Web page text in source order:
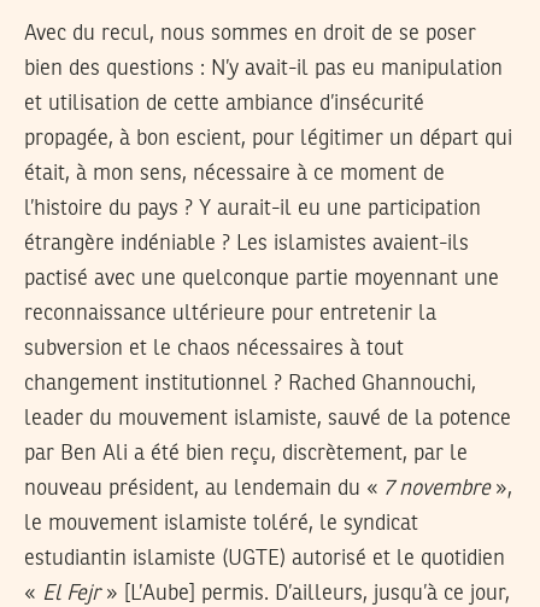
Avec du recul, nous sommes en droit de se poser
bien des questions : N’y avait-il pas eu manipulation
et utilisation de cette ambiance d’insécurité
propagée, à bon escient, pour légitimer un départ qui
était, à mon sens, nécessaire à ce moment de
l’histoire du pays ? Y aurait-il eu une participation
étrangère indéniable ? Les islamistes avaient-ils
pactisé avec une quelconque partie moyennant une
reconnaissance ultérieure pour entretenir la
subversion et le chaos nécessaires à tout
changement institutionnel ? Rached Ghannouchi,
leader du mouvement islamiste, sauvé de la potence
par Ben Ali a été bien reçu, discrètement, par le
nouveau président, au lendemain du « 7 novembre »,
le mouvement islamiste toléré, le syndicat
estudiantin islamiste (UGTE) autorisé et le quotidien
« El Fejr» [L’Aube] permis. D’ailleurs, jusqu’à ce jour,